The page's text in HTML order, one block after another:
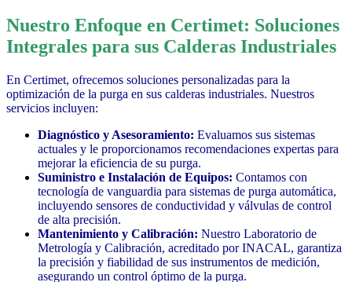
Nuestro Enfoque en Certimet: Soluciones
Integrales para sus Calderas Industriales
En Certimet, ofrecemos soluciones personalizadas para la
optimización de la purga en sus calderas industriales. Nuestros
servicios incluyen:
Diagnóstico y Asesoramiento: Evaluamos sus sistemas
actuales y le proporcionamos recomendaciones expertas para
mejorar la eficiencia de su purga.
Suministro e Instalación de Equipos: Contamos con
tecnología de vanguardia para sistemas de purga automática,
incluyendo sensores de conductividad y válvulas de control
de alta precisión.
Mantenimiento y Calibración: Nuestro Laboratorio de
Metrología y Calibración, acreditado por INACAL, garantiza
la precisión y fiabilidad de sus instrumentos de medición,
asegurando un control óptimo de la purga.